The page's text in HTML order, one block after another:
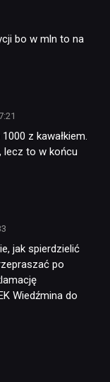
bo w mln to na
z kawałkiem.
lecz to w końcu
jak spierdzielić
po
Wiedźmina do